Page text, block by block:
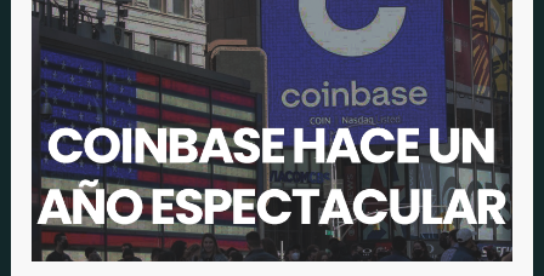
todas
las
expectativas
con
un
año
espectacular